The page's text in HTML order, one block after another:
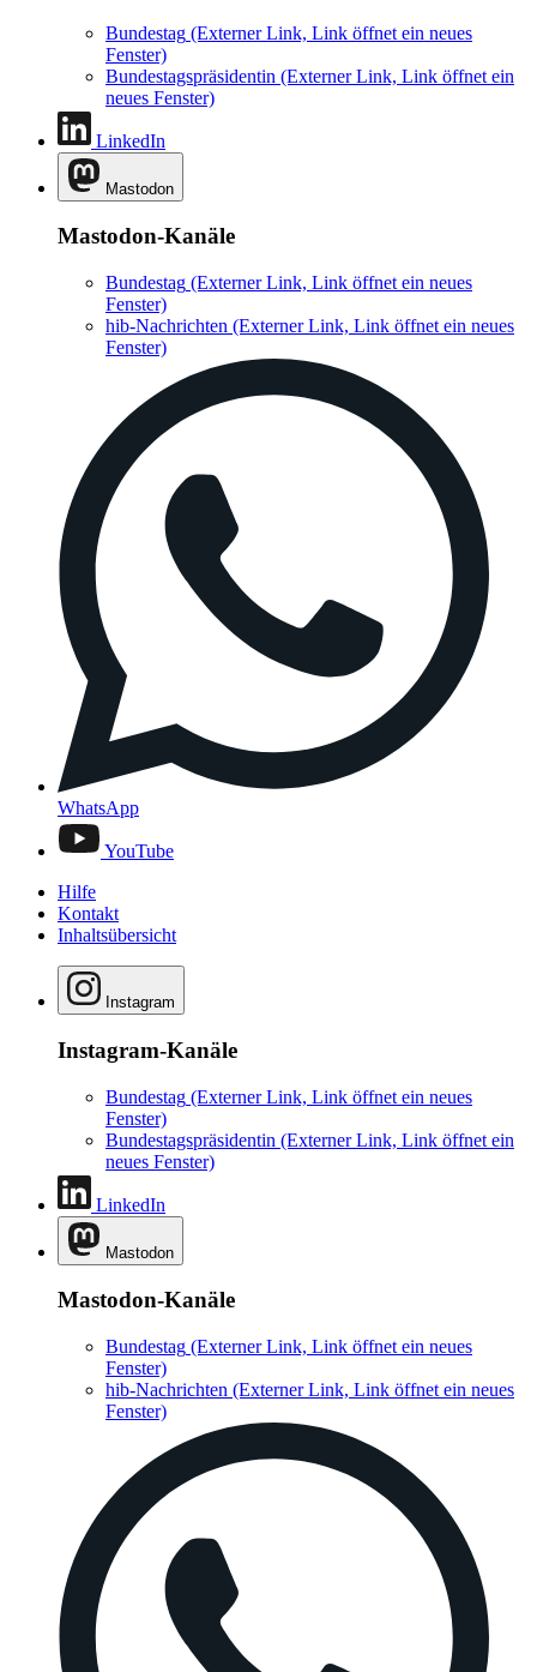
Bundestag (Externer Link, Link öffnet ein neues
Fenster)
Bundestagspräsidentin (Externer Link, Link öffnet ein
neues Fenster)
LinkedIn
Mastodon
Mastodon-Kanäle
Bundestag (Externer Link, Link öffnet ein neues
Fenster)
hib-Nachrichten (Externer Link, Link öffnet ein neues
Fenster)
WhatsApp
YouTube
Hilfe
Kontakt
Inhaltsübersicht
Instagram
Instagram-Kanäle
Bundestag (Externer Link, Link öffnet ein neues
Fenster)
Bundestagspräsidentin (Externer Link, Link öffnet ein
neues Fenster)
LinkedIn
Mastodon
Mastodon-Kanäle
Bundestag (Externer Link, Link öffnet ein neues
Fenster)
hib-Nachrichten (Externer Link, Link öffnet ein neues
Fenster)